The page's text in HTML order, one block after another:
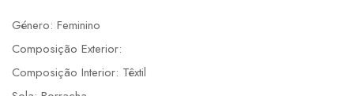
Género: Feminino
Composição Exterior:
Composição Interior: Têxtil